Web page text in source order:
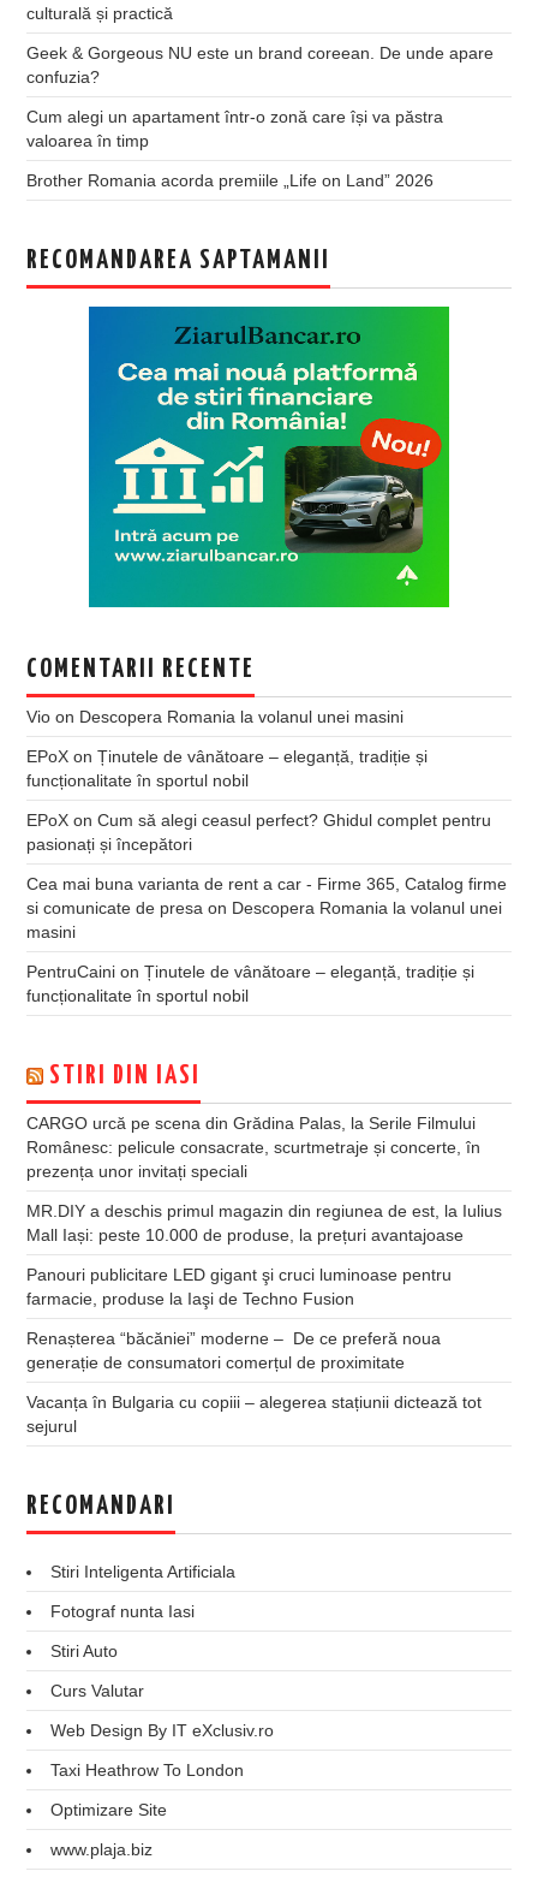
culturală și practică
Geek & Gorgeous NU este un brand coreean. De unde apare
confuzia?
Cum alegi un apartament într-o zonă care își va păstra
valoarea în timp
Brother Romania acorda premiile „Life on Land” 2026
RECOMANDAREA SAPTAMANII
COMENTARII RECENTE
Vio on Descopera Romania la volanul unei masini
EPoX onȚinutele de vânătoare – eleganță, tradiție și
funcționalitate în sportul nobil
EPoX onCum să alegi ceasul perfect? Ghidul complet pentru
pasionați și începători
Cea mai buna varianta de rent a car - Firme 365, Catalog firme
si comunicate de presa on Descopera Romania la volanul unei
masini
PentruCaini onȚinutele de vânătoare – eleganță, tradiție și
funcționalitate în sportul nobil
STIRI DIN IASI
CARGO urcă pe scena din Grădina Palas, la Serile Filmului
Românesc: pelicule consacrate, scurtmetraje și concerte, în
prezența unor invitați speciali
MR.DIY a deschis primul magazin din regiunea de est, la Iulius
Mall Iași: peste 10.000 de produse, la prețuri avantajoase
Panouri publicitare LED gigant şi cruci luminoase pentru
farmacie, produse la Iaşi de Techno Fusion
Renașterea “băcăniei” moderne – De ce preferă noua
generație de consumatori comerțul de proximitate
Vacanța în Bulgaria cu copiii – alegerea stațiunii dictează tot
sejurul
RECOMANDARI
Stiri Inteligenta Artificiala
Fotograf nunta Iasi
Stiri Auto
Curs Valutar
Web Design By IT eXclusiv.ro
Taxi Heathrow To London
Optimizare Site
www.plaja.biz